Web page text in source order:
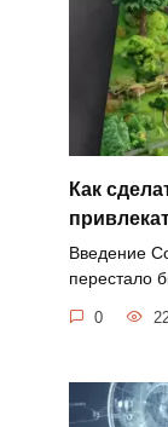
Как
Введение
перестало
0